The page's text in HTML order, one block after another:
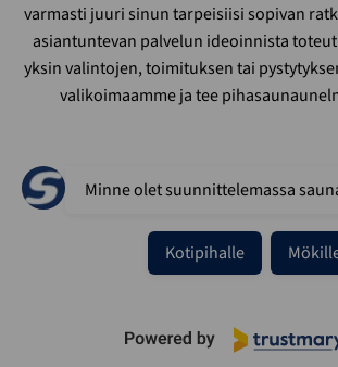
varmasti juuri sinun tarpeisiisi sopivan
asiantuntevan palvelun ideoinnista
yksin valintojen, toimituksen tai
valikoimaamme ja tee
Minne olet suunnittelemassa
Kotipihalle